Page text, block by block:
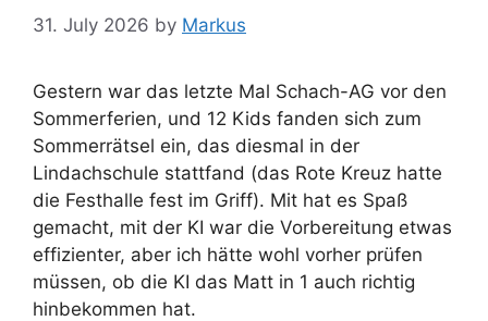
31. July 2026 by Markus
Gestern war das letzte Mal Schach-AG vor den
Sommerferien, und 12 Kids fanden sich zum
Sommerrätsel ein, das diesmal in der
Lindachschule stattfand (das Rote Kreuz hatte
die Festhalle fest im Griff). Mit hat es Spaß
gemacht, mit der KI war die Vorbereitung etwas
effizienter, aber ich hätte wohl vorher prüfen
müssen, ob die KI das Matt in 1 auch richtig
hinbekommen hat.